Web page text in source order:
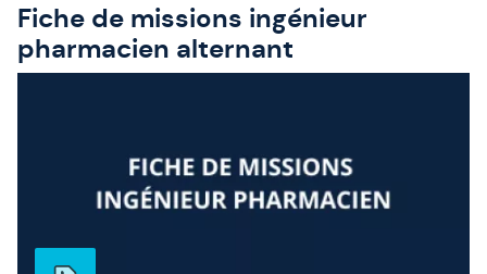
Fiche de missions ingénieur
pharmacien alternant